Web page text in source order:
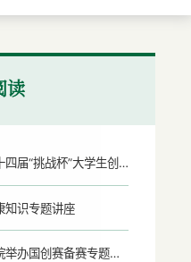
读
学校在湖北省第十四届“挑战杯”大学生创业计划竞赛中取得优异成绩
知识专题讲座‌
创新创业教育学院举办国创赛备赛专题讲座